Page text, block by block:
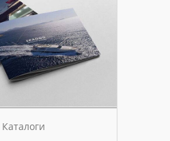
Каталоги